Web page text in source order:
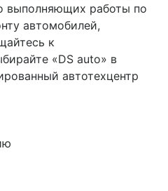
выполняющих работы по
автомобилей,
к
«DS auto» в
автотехцентр